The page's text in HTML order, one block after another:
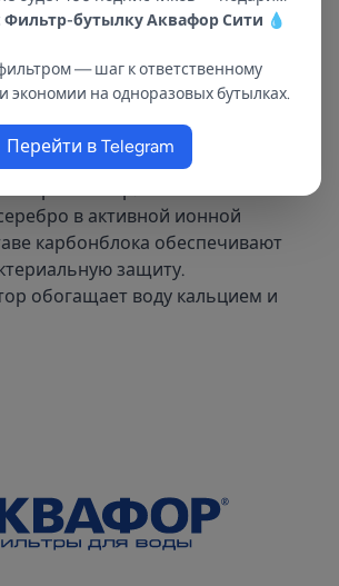
эффективную очистку
удаление тяжелых
BMg: комбинированная
В модуле сочетаются три
половолоконная
в активной ионной
карбонблока обеспечивают
защиту.
обогащает воду кальцием и
Фильтр-бутылку Аквафор Сити 💧
— шаг к ответственному
экономии на одноразовых бутылках.
Перейти в Telegram